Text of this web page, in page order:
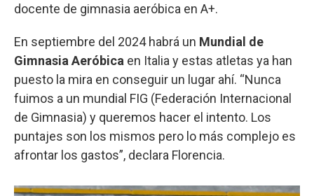
docente de gimnasia aeróbica en A+.
En septiembre del 2024 habrá un Mundial de
Gimnasia Aeróbica en Italia y estas atletas ya han
puesto la mira en conseguir un lugar ahí. “Nunca
fuimos a un mundial FIG (Federación Internacional
de Gimnasia) y queremos hacer el intento. Los
puntajes son los mismos pero lo más complejo es
afrontar los gastos”, declara Florencia.